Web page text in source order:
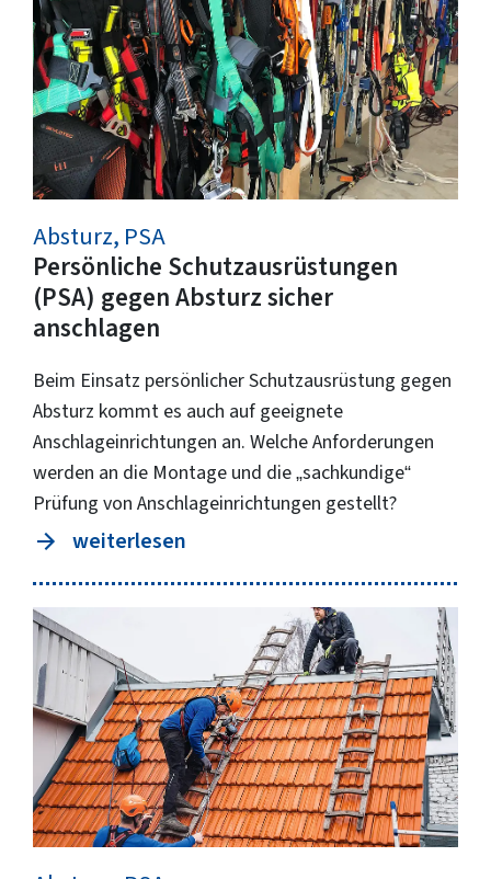
Absturz, PSA
Persönliche Schutzausrüstungen
(PSA) gegen Absturz sicher
anschlagen
Beim Einsatz persönlicher Schutzausrüstung gegen
Absturz kommt es auch auf geeignete
Anschlageinrichtungen an. Welche Anforderungen
werden an die Montage und die „sachkundige“
Prüfung von Anschlageinrichtungen gestellt?
weiterlesen